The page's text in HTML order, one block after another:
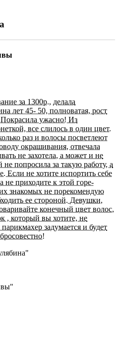
за 1300р., делала
лет 45- 50, полноватая, рост
ужасно! Из
все слилось в один цвет.
раз и волосы посветлеют
окрашивания, отвечала
не захотела, а может и не
попросила за такую работу, а
Если не хотите испортить себе
не приходите к этой горе-
знакомых не порекомендую
ее стороной. Девушки,
конечный цвет волос,
, который вы хотите, не
задумается и будет
"
"